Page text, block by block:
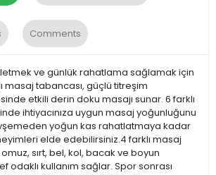
Comments
ve günlük rahatlama sağlamak için
masaj tabancası, güçlü titreşim
etkili derin doku masajı sunar. 6 farklı
ihtiyacınıza uygun masaj yoğunluğunu
yoğun kas rahatlatmaya kadar
elde edebilirsiniz.4 farklı masaj
sırt, bel, kol, bacak ve boyun
odaklı kullanım sağlar. Spor sonrası